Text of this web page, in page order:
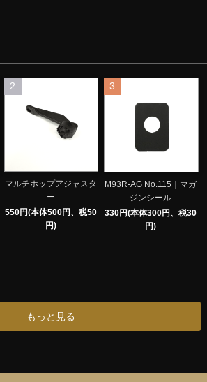
2
マルチホップアジャスタ
ー
550円(本体500円、税50
円)
3
M93R-AG No.115｜マガ
ジンシール
330円(本体300円、税30
円)
もっと見る